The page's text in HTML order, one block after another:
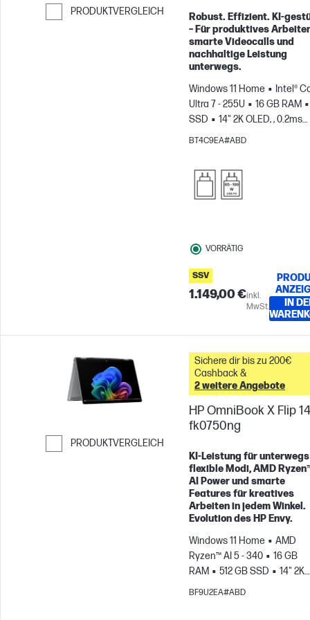
PRODUKTVERGLEICH
Weiter zum Vergleichen
Robust. Effizient. KI-
– Für produktives
smarte Videocalls und
nachhaltige Leistung
unterwegs.
Windows 11 Home
Intel®
Ultra 7 - 255U
16 GB RAM
SSD
14" 2K OLED, , 0.2ms
Reaktionszeit
BT4C9EA#ABD
VORRÄTIG
SSV
1.149,00 €inkl.
MwSt.
IN
PRODUKTVERGLEICH
Weiter zum Vergleichen
Sichere dir bis zu 200€
Cashback &
2 weitere Angebote
HP OmniBook X Flip
fk0750ng
KI-Leistung für unterwegs
flexible Modi, AMD
AI Power und smarte
Features für kreatives
Arbeiten in jedem Winkel.
Evolution des HP Envy.
Windows 11 Home
AMD
Ryzen™ AI 5 - 340
16 GB
RAM
512 GB SSD
14" 2K
Touchscreen
BF9U2EA#ABD